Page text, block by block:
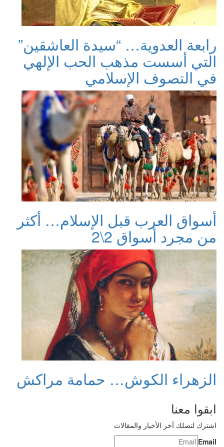
رابعة العدوية… “سيدة العاشقين”
التي أسست مذهب الحب الإلهي
في التصوف الإسلامي
أسواق العرب قبل الإسلام… أكثر
من مجرد أسواق 2\2
الزهراء الكوش… حمامة مراكش
ابقوا معنا
اشترك لتصلك آخر الأخبار والمقالات
Email